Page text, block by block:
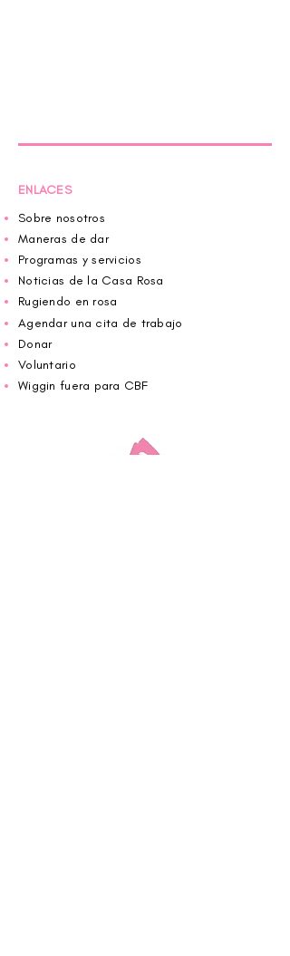
ENLACES
Sobre nosotros
Maneras de dar
Programas y servicios
Noticias de la Casa Rosa
Rugiendo en rosa
Agendar una cita de trabajo
Donar
Voluntario
Wiggin fuera para CBF